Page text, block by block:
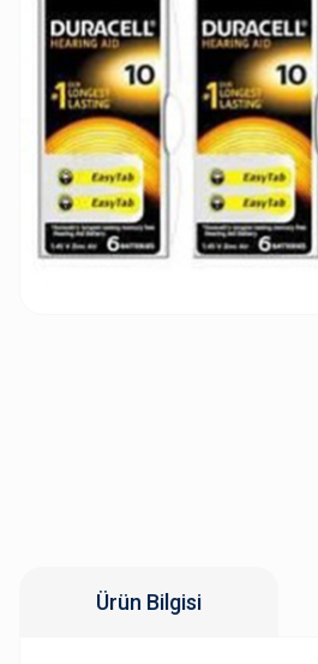
Ürün Bilgisi